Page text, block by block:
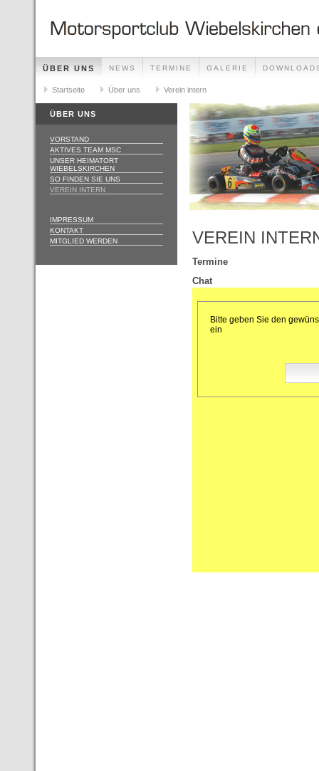
ÜBER UNS NEWS TERMINE GALERIE
Startseite Über uns Verein intern
ÜBER UNS
VORSTAND
AKTIVES TEAM MSC
UNSER HEIMATORT
WIEBELSKIRCHEN
SO FINDEN SIE UNS
VEREIN INTERN
IMPRESSUM
KONTAKT
MITGLIED WERDEN
VEREIN
Termine
Chat